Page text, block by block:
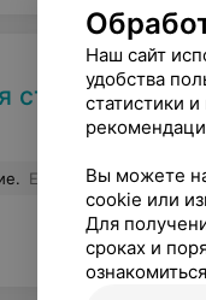
Еще
Наш сайт
удобства
статистики
Вы можете
cookie или
Для
сроках и